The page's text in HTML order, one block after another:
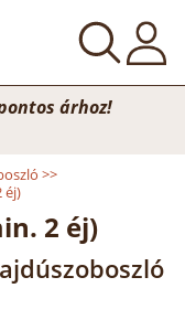
árhoz!
>>
éj)
2 éj)